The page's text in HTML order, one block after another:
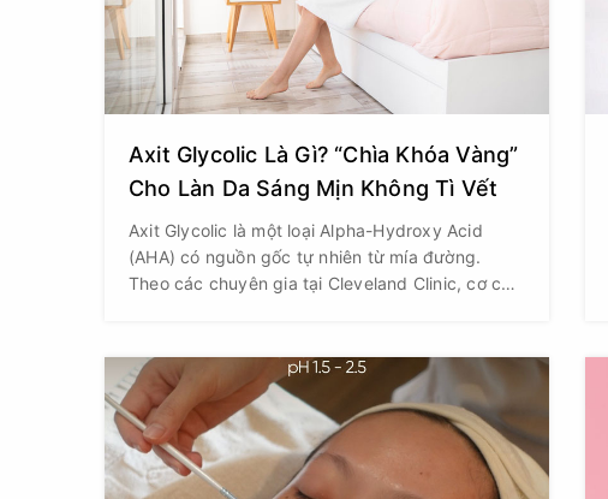
Axit Glycolic Là Gì? “Chìa Khóa Vàng”
Cho Làn Da Sáng Mịn Không Tì Vết
Axit Glycolic là một loại Alpha-Hydroxy Acid
(AHA) có nguồn gốc tự nhiên từ mía đường.
Theo các chuyên gia tại Cleveland Clinic, cơ chế
già cỗi trên bề mặt da.